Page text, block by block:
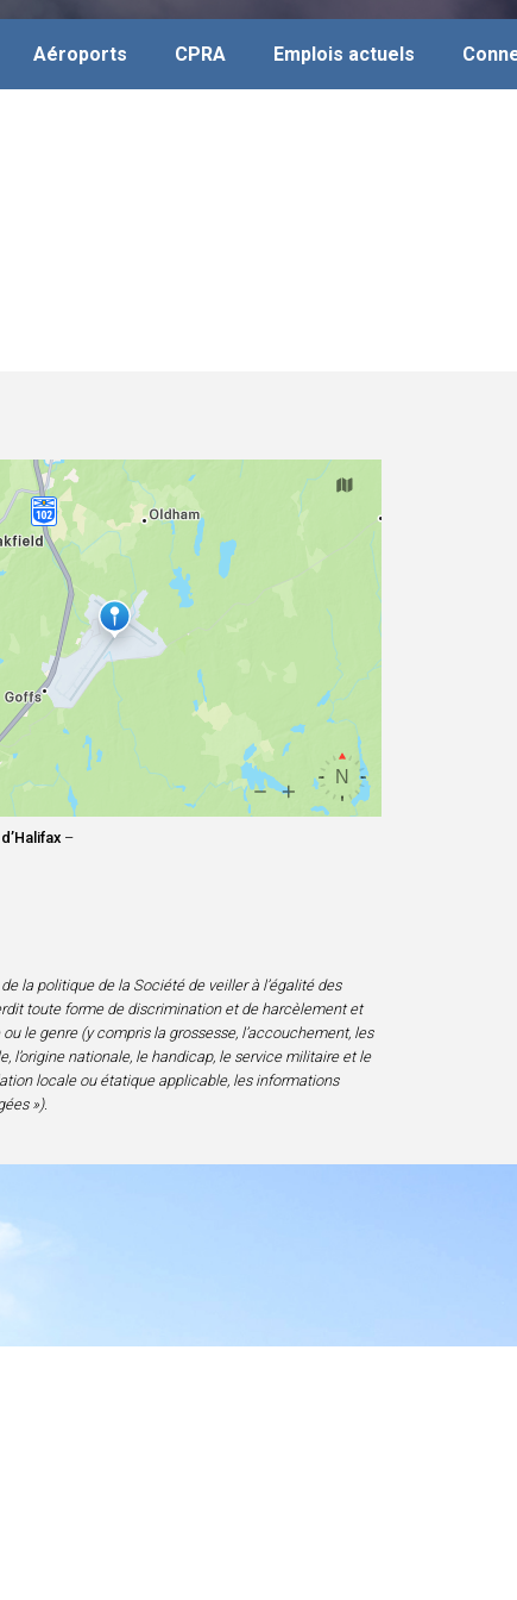
Aéroports CPRA Emplois actuels
–
la politique de la Société de veiller à l’égalité des
toute forme de discrimination et de harcèlement et
le genre (y compris la grossesse, l’accouchement, les
l’origine nationale, le handicap, le service militaire et le
locale ou étatique applicable, les informations
»).